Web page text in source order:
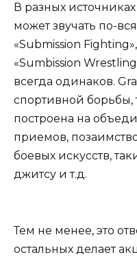
В разных
может звучать по-
«Submission
«Sumbission
всегда одинаков.
спортивной борьбы,
построена на
приемов,
боевых искусств,
джитсу и т.д.
Тем не менее, это
остальных делает